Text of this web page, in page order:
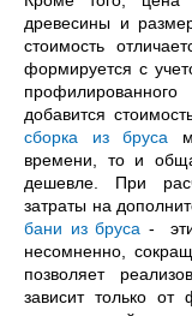
древесины и
стоимость
формируется с
добавится
сборка из бруса
времени, то и
дешевле. При
затраты на
бани из бруса -
несомненно,
позволяет
зависит только от